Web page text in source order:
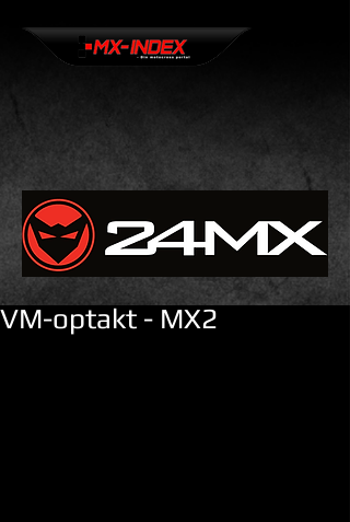
VM-optakt - MX2